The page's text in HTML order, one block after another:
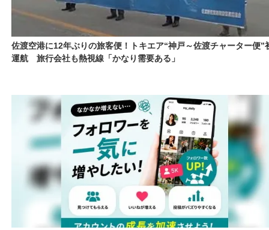
佐渡空港に12年ぶりの旅客便！トキエア“神戸～佐渡チャーター便”
運航 旅行会社も熱視線「かなり需要ある」